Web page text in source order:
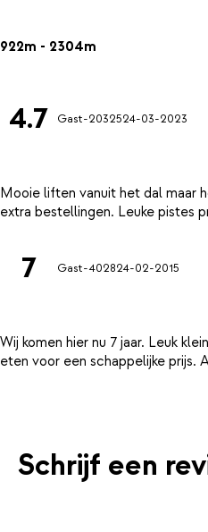
922m - 2304m
4.7 Gast-2032524-03-2023
Mooie liften vanuit het dal maar
7 Gast-402824-02-2015
Wij komen hier nu 7 jaar. Leuk
eten voor een schappelijke prijs.
Schrijf een